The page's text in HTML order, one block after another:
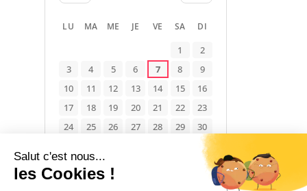
LU MA ME JE VE SA DI
1
2
3
4 5 6 7 8
9
10
11 12 13 14 15
16
17
18 19 20 21 22
23
24
25 26 27 28 29
30
Disponible Non renseigné